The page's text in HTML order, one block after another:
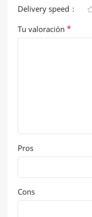
Delivery speed
Tu valoración *
Pros
Cons